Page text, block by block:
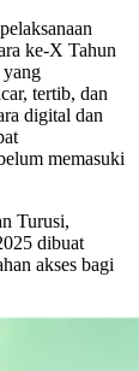
ke-X Tahun
yang
tertib, dan
digital dan
memasuki
Turusi,
dibuat
akses bagi